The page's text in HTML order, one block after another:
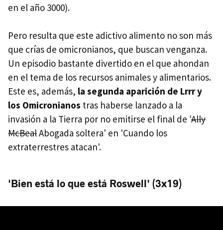
en el año 3000).
Pero resulta que este adictivo alimento no son más
que crías de omicronianos, que buscan venganza.
Un episodio bastante divertido en el que ahondan
en el tema de los recursos animales y alimentarios.
Este es, además, la segunda aparición de Lrrr y
los Omicronianos tras haberse lanzado a la
invasión a la Tierra por no emitirse el final de 'Ally
McBealAbogada soltera' en 'Cuando los
extraterrestres atacan'.
'Bien está lo que está Roswell' (3x19)